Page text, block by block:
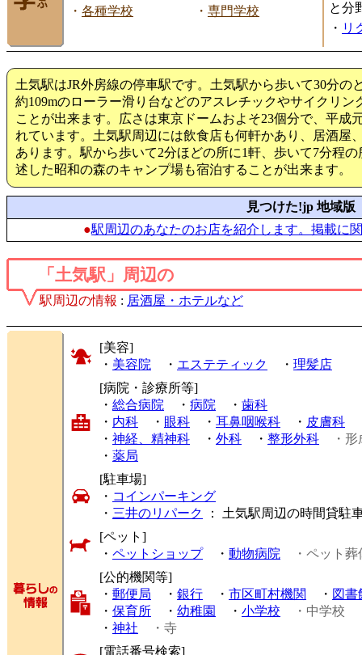
・ 各種学校 ・ 専門学校
と分
・ リ
土気駅はJR外房線の停車駅です。土気駅から歩いて30分の
約109mのローラー滑り台などのアスレチックやサイクリ
ことが出来ます。広さは東京ドームおよそ23個分で、平成
れています。土気駅周辺には飲食店も何軒かあり、居酒屋
あります。駅から歩いて2分ほどの所に1軒、歩いて7分程
述した昭和の森のキャンプ場も宿泊することが出来ます。
見つけた!jp 地域版
●駅周辺のあなたのお店を紹介します。掲載に
「土気駅」周辺の
駅周辺の情報 : 居酒屋・ホテルなど
[美容]
・ 美容院 ・ エステティック ・ 理髪店
[病院・診療所等]
・ 総合病院 ・ 病院 ・ 歯科
・ 内科 ・ 眼科 ・ 耳鼻咽喉科 ・ 皮膚科
・ 神経、精神科 ・ 外科 ・ 整形外科
・
・ 薬局
[駐車場]
・ コインパーキング
・ 三井のリパーク
： 土気駅周辺の時間貸駐
[ペット]
・ ペットショップ・ 動物病院
・ペット葬
[公的機関等]
・ 郵便局 ・ 銀行 ・ 市区町村機関 ・ 図書
・ 保育所 ・ 幼稚園 ・ 小学校 ・中学校
・ 神社
・寺
[電話番号検索]